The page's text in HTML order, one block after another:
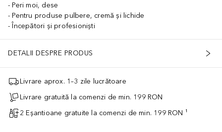
Peri moi, dese
Pentru produse pulbere, cremă și lichide
Începători și profesioniști
DETALII DESPRE PRODUS
Livrare aprox. 1–3 zile lucrătoare
Livrare gratuită la comenzi de min. 199 RON
2 Eșantioane gratuite la comenzi de min. 199 RON ¹